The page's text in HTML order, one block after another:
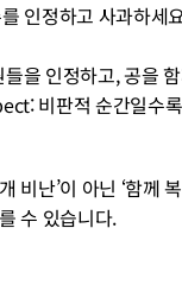
인정하고 사과하세
을 인정하고, 공을
비판적 순간일수
비난’이 아닌 ‘함께
수 있습니다.